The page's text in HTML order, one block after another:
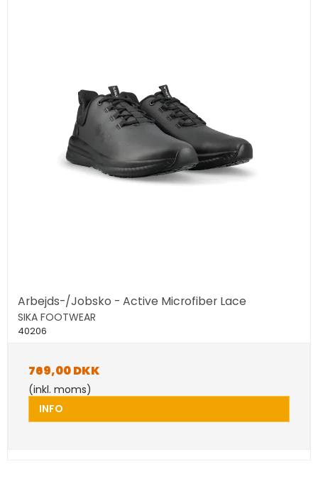
Arbejds-/Jobsko - Active Microfiber Lace
SIKA FOOTWEAR
40206
769,00 DKK
(inkl. moms)
INFO